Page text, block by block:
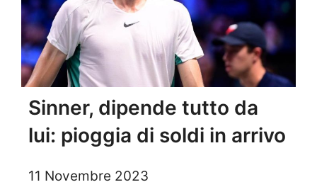
Sinner, dipende tutto da
lui: pioggia di soldi in arrivo
11 Novembre 2023